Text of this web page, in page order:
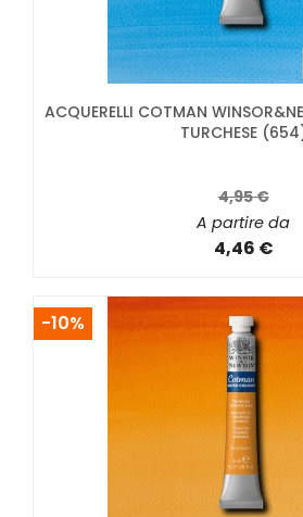
ACQUERELLI COTMAN
TURCHESE
4,95 €
A partire da
4,46 €
-10%